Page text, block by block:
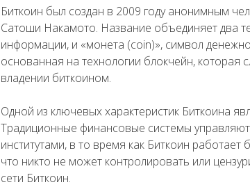
Биткоин был создан в 2009 году анонимным
Сатоши Накамото. Название объединяет два
информации, и «монета (coin)», символ
основанная на технологии блокчейн, которая
владении биткоином.
Одной из ключевых характеристик Биткоина
Традиционные финансовые системы
институтами, в то время как Биткоин работает
что никто не может контролировать или
сети Биткоин.